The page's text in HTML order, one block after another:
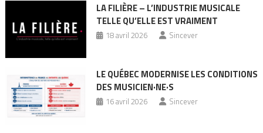
LA FILIÈRE – L’INDUSTRIE MUSICALE
TELLE QU’ELLE EST VRAIMENT
18 avril 2026 Sincever
LE QUÉBEC MODERNISE LES CONDITIONS
DES MUSICIEN·NE·S
16 avril 2026 Sincever